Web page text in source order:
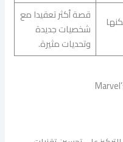
قصة أكثر تعقيدا مع
شخصيات جديدة
وتحديات مثيرة.